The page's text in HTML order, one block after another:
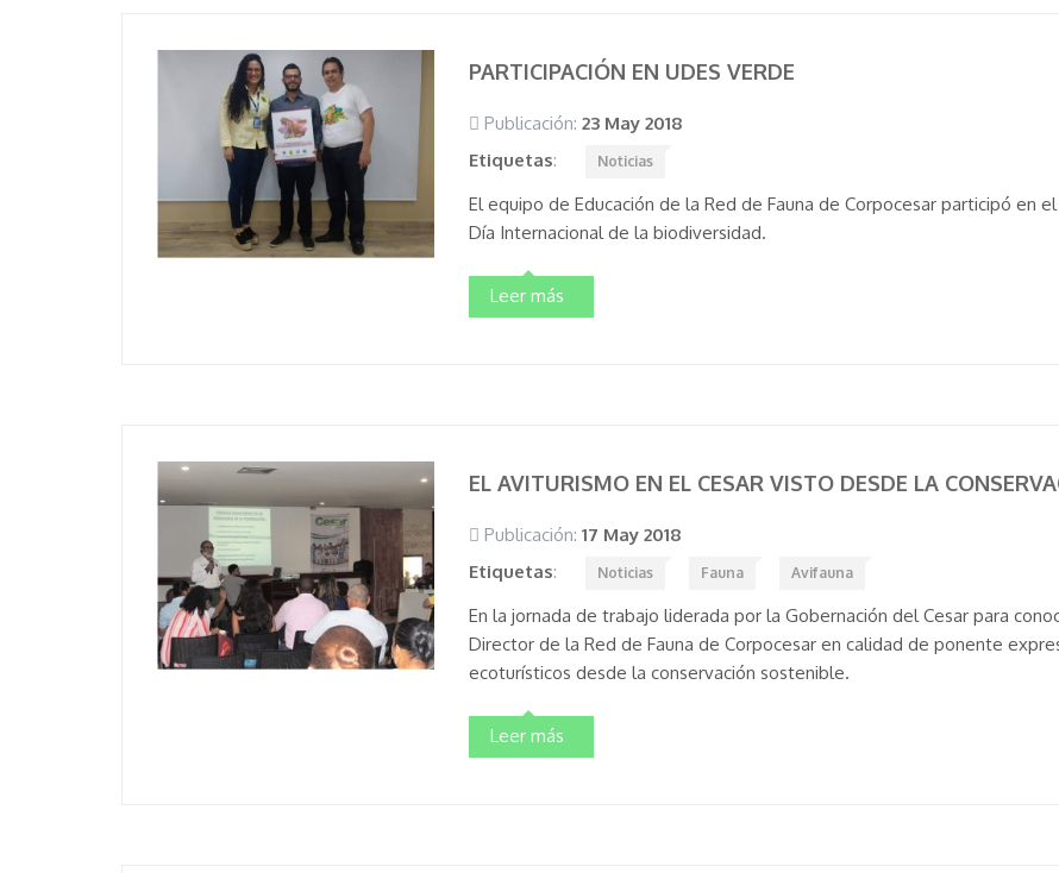
PARTICIPACIÓN EN UDES VERDE
Publicación: 23 May 2018
Etiquetas: Noticias
El equipo de Educación de la Red de Fauna de Corpocesar participó en
Día Internacional de la biodiversidad.
Leer más
EL AVITURISMO EN EL CESAR VISTO DESDE LA
Publicación: 17 May 2018
Etiquetas: Noticias Fauna Avifauna
En la jornada de trabajo liderada por la Gobernación del Cesar para
Director de la Red de Fauna de Corpocesar en calidad de ponente
ecoturísticos desde la conservación sostenible.
Leer más